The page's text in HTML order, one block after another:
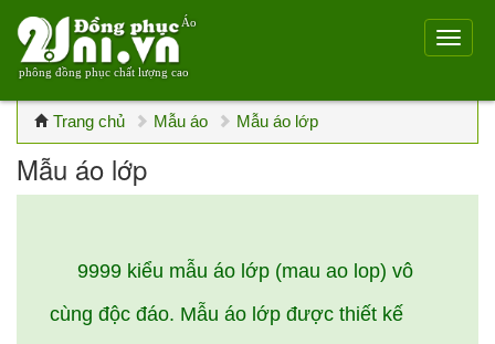
Áo
phông đồng phục chất lượng cao
Trang chủ Mẫu áo Mẫu áo lớp
Mẫu áo lớp
9999 kiểu mẫu áo lớp (mau ao lop) vô
cùng độc đáo. Mẫu áo lớp được thiết kế